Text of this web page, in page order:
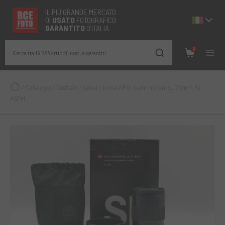
IL PIÙ GRANDE MERCATO
DI USATO FOTOGRAFICO
GARANTITO D’ITALIA
Cerca tra 19.263 articoli usati e garantiti
0